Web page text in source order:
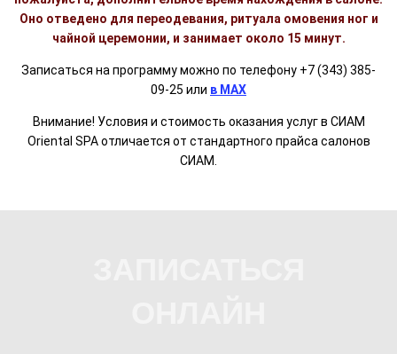
Оно отведено для переодевания, ритуала омовения ног и
чайной церемонии, и занимает около 15 минут.
Записаться на программу можно по телефону +7 (343) 385-
09-25 или в MAX
Внимание! Условия и стоимость оказания услуг в СИАМ
Oriental SPA отличается от стандартного прайса салонов
СИАМ.